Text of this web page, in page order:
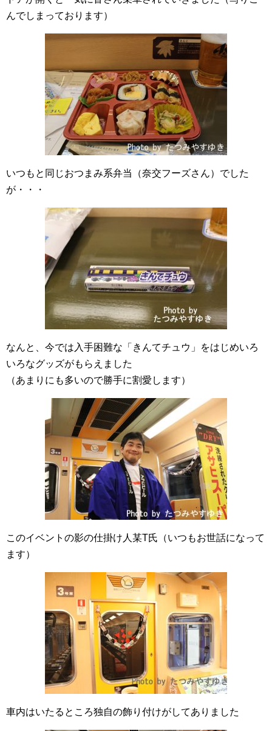
んでしまっております）
いつもと同じおつまみ系弁当（奈交フーズさん）でした
が・・・
なんと、今では入手困難な「きんてチュウ」をはじめいろ
いろなグッズがもらえました
（あまりにも多いので勝手に割愛します）
このイベントの影の仕掛け人某T氏（いつもお世話になって
ます）
車内はいたるところ独自の飾り付けがしてありました